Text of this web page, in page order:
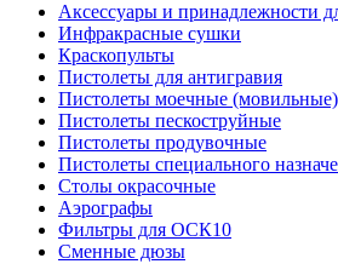
Аксессуары и принадлежности
Инфракрасные сушки
Краскопульты
Пистолеты для антигравия
Пистолеты моечные (мовильные)
Пистолеты пескоструйные
Пистолеты продувочные
Пистолеты специального
Столы окрасочные
Аэрографы
Фильтры для ОСК10
Сменные дюзы